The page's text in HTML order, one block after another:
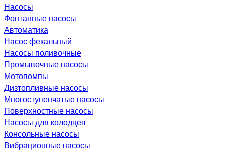
Насосы
Фонтанные насосы
Автоматика
Насос фекальный
Насосы поливочные
Промывочные насосы
Мотопомпы
Дизтопливные насосы
Многоступенчатые насосы
Поверхностные насосы
Насосы для колодцев
Консольные насосы
Вибрационные насосы